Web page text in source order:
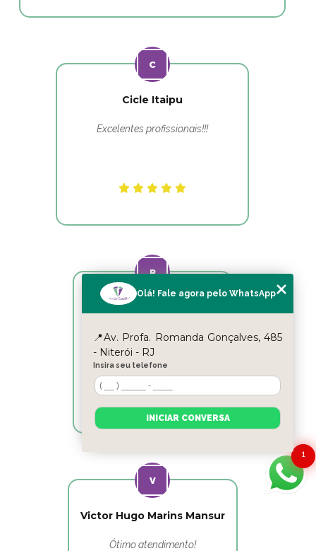
Cicle Itaipu
Excelentes profissionais!!!
Reyslane Fernandes
Excelente equipe!!
Victor Hugo Marins Mansur
Ótimo atendimento!
1
Olá! Fale agora pelo WhatsApp
📍Av. Profa. Romanda Gonçalves, 485
- Niterói - RJ
Insira seu telefone
INICIAR CONVERSA